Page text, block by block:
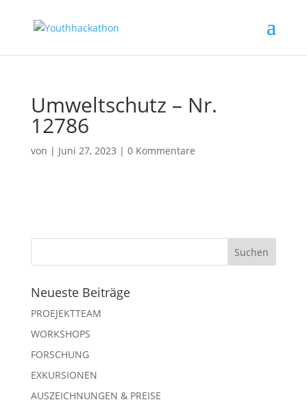
Umweltschutz – Nr.
12786
von | Juni 27, 2023 | 0 Kommentare
Neueste Beiträge
PROEJEKTTEAM
WORKSHOPS
FORSCHUNG
EXKURSIONEN
AUSZEICHNUNGEN & PREISE